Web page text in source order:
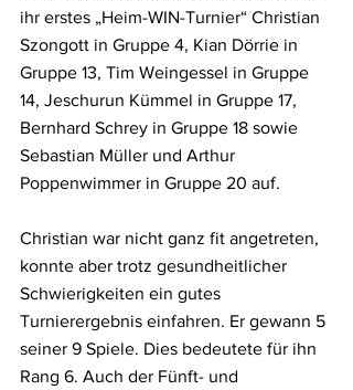
ihr erstes „Heim-WIN-Turnier“ Christian
Szongott in Gruppe 4, Kian Dörrie in
Gruppe 13, Tim Weingessel in Gruppe
14, Jeschurun Kümmel in Gruppe 17,
Bernhard Schrey in Gruppe 18 sowie
Sebastian Müller und Arthur
Poppenwimmer in Gruppe 20 auf.
Christian war nicht ganz fit angetreten,
konnte aber trotz gesundheitlicher
Schwierigkeiten ein gutes
Turnierergebnis einfahren. Er gewann 5
seiner 9 Spiele. Dies bedeutete für ihn
Rang 6. Auch der Fünft- und